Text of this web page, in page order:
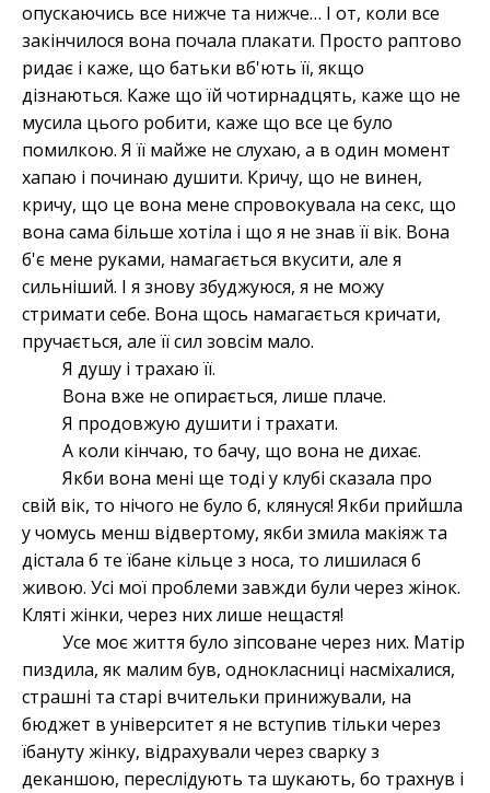
опускаючись все нижче та нижче… І от, коли все
закінчилося вона почала плакати. Просто раптово
ридає і каже, що батьки вб'ють її, якщо
дізнаються. Каже що їй чотирнадцять, каже що не
мусила цього робити, каже що все це було
помилкою. Я її майже не слухаю, а в один момент
хапаю і починаю душити. Кричу, що не винен,
кричу, що це вона мене спровокувала на секс, що
вона сама більше хотіла і що я не знав її вік. Вона
б'є мене руками, намагається вкусити, але я
сильніший. І я знову збуджуюся, я не можу
стримати себе. Вона щось намагається кричати,
пручається, але її сил зовсім мало.
Я душу і трахаю її.
Вона вже не опирається, лише плаче.
Я продовжую душити і трахати.
А коли кінчаю, то бачу, що вона не дихає.
Якби вона мені ще тоді у клубі сказала про
свій вік, то нічого не було б, клянуся! Якби прийшла
у чомусь менш відвертому, якби змила макіяж та
дістала б те їбане кільце з носа, то лишилася б
живою. Усі мої проблеми завжди були через жінок.
Кляті жінки, через них лише нещастя!
Усе моє життя було зіпсоване через них. Матір
пиздила, як малим був, однокласниці насміхалися,
страшні та старі вчительки принижували, на
бюджет в університет я не вступив тільки через
їбануту жінку, відрахували через сварку з
деканшою, переслідують та шукають, бо трахнув і